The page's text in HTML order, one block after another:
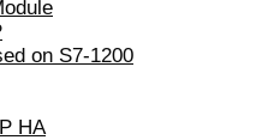
on S7-1200
HA